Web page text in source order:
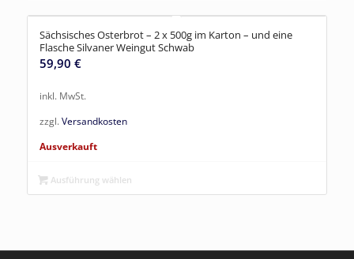
Sächsisches Osterbrot – 2 x 500g im Karton – und eine
Flasche Silvaner Weingut Schwab
59,90 €
inkl. MwSt.
zzgl. Versandkosten
Ausverkauft
Ausführung wählen